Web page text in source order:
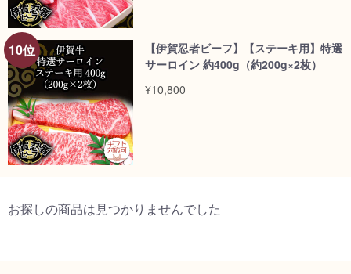
【伊賀忍者ビーフ】【ステーキ用】特選
サーロイン 約400g（約200g×2枚）
¥10,800
お探しの商品は見つかりませんでした